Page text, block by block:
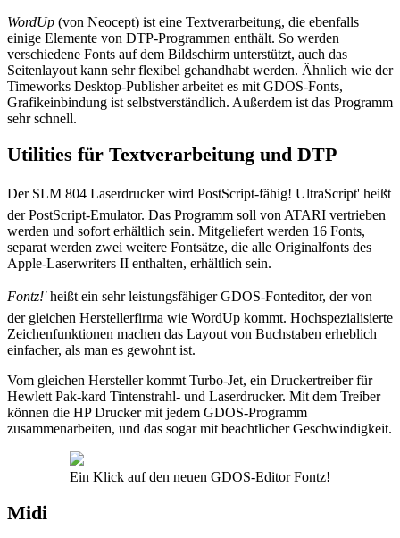
WordUp (von Neocept) ist eine Textverarbeitung, die ebenfalls
einige Elemente von DTP-Programmen enthält. So werden
verschiedene Fonts auf dem Bildschirm unterstützt, auch das
Seitenlayout kann sehr flexibel gehandhabt werden. Ähnlich wie der
Timeworks Desktop-Publisher arbeitet es mit GDOS-Fonts,
Grafikeinbindung ist selbstverständlich. Außerdem ist das Programm
sehr schnell.
Utilities für Textverarbeitung und DTP
Der SLM 804 Laserdrucker wird PostScript-fähig! UltraScript' heißt
der PostScript-Emulator. Das Programm soll von ATARI vertrieben
werden und sofort erhältlich sein. Mitgeliefert werden 16 Fonts,
separat werden zwei weitere Fontsätze, die alle Originalfonts des
Apple-Laserwriters II enthalten, erhältlich sein.
Fontz!'heißt ein sehr leistungsfähiger GDOS-Fonteditor, der von
der gleichen Herstellerfirma wie WordUp kommt. Hochspezialisierte
Zeichenfunktionen machen das Layout von Buchstaben erheblich
einfacher, als man es gewohnt ist.
Vom gleichen Hersteller kommt Turbo-Jet, ein Druckertreiber für
Hewlett Pak-kard Tintenstrahl- und Laserdrucker. Mit dem Treiber
können die HP Drucker mit jedem GDOS-Programm
zusammenarbeiten, und das sogar mit beachtlicher Geschwindigkeit.
Ein Klick auf den neuen GDOS-Editor Fontz!
Midi